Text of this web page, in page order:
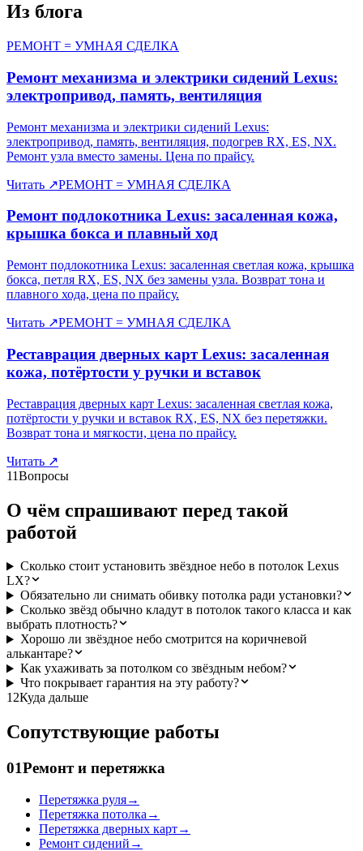
Из блога
РЕМОНТ = УМНАЯ СДЕЛКА
Ремонт механизма и электрики сидений Lexus:
электропривод, память, вентиляция
Ремонт механизма и электрики сидений Lexus:
электропривод, память, вентиляция, подогрев RX, ES, NX.
Ремонт узла вместо замены. Цена по прайсу.
Читать ↗РЕМОНТ = УМНАЯ СДЕЛКА
Ремонт подлокотника Lexus: засаленная кожа,
крышка бокса и плавный ход
Ремонт подлокотника Lexus: засаленная светлая кожа, крышка
бокса, петля RX, ES, NX без замены узла. Возврат тона и
плавного хода, цена по прайсу.
Читать ↗РЕМОНТ = УМНАЯ СДЕЛКА
Реставрация дверных карт Lexus: засаленная
кожа, потёртости у ручки и вставок
Реставрация дверных карт Lexus: засаленная светлая кожа,
потёртости у ручки и вставок RX, ES, NX без перетяжки.
Возврат тона и мягкости, цена по прайсу.
Читать ↗
11Вопросы
О чём спрашивают перед такой
работой
Сколько стоит установить звёздное небо в потолок Lexus
LX?
Обязательно ли снимать обивку потолка ради установки?
Сколько звёзд обычно кладут в потолок такого класса и как
выбрать плотность?
Хорошо ли звёздное небо смотрится на коричневой
алькантаре?
Как ухаживать за потолком со звёздным небом?
Что покрывает гарантия на эту работу?
12Куда дальше
Сопутствующие работы
01Ремонт и перетяжка
Перетяжка руля→
Перетяжка потолка →
Перетяжка дверных карт→
Ремонт сидений →